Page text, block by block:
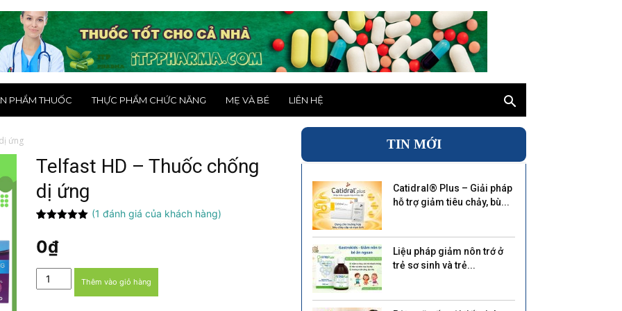
PHẨM THUỐC THỰC PHẨM CHỨC NĂNG MẸ VÀ BÉ LIÊN HỆ
ứng
Telfast HD – Thuốc chống
dị ứng
dựa trên
đánh giá
(1 đánh giá của khách hàng)
0₫
Telfast
HD
Thêm vào giỏ hàng
TIN MỚI
Catidral® Plus – Giải pháp
hỗ trợ giảm tiêu chảy, bù...
Liệu pháp giảm nôn trớ ở
trẻ sơ sinh và trẻ...